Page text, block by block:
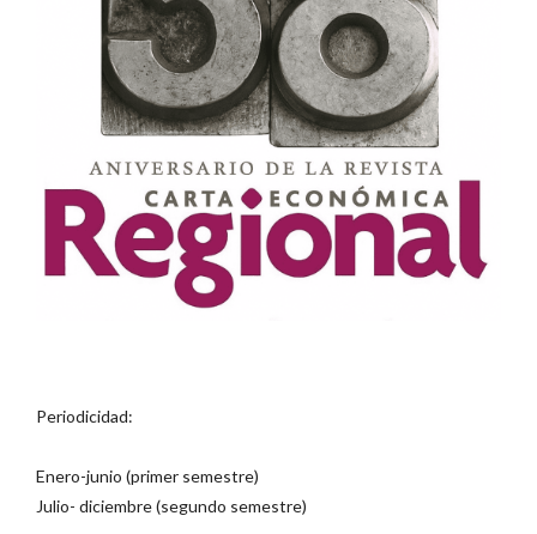
Periodicidad:
Enero-junio (primer semestre)
Julio- diciembre (segundo semestre)